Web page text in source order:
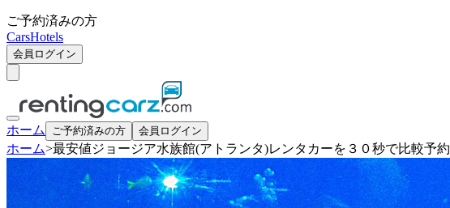
ご予約済みの方
CarsHotels
会員ログイン
ホーム ご予約済みの方 会員ログイン
ホーム>最安値ジョージア水族館(アトランタ)レンタカーを３０秒で比較予約